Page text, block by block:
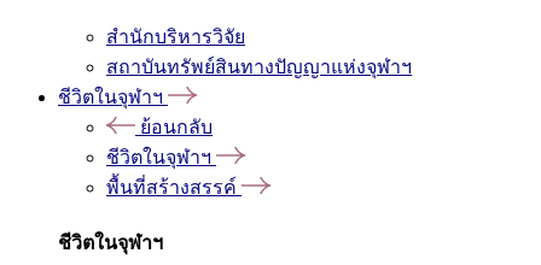
สำนักบริหารวิจัย
สถาบันทรัพย์สินทางปัญญาแห่งจุฬาฯ
ชีวิตในจุฬาฯ
ย้อนกลับ
ชีวิตในจุฬาฯ
พื้นที่สร้างสรรค์
ชีวิตในจุฬาฯ